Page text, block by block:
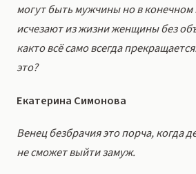
могут быть мужчины но в конечном
исчезают из жизни женщины без
както всё само всегда
это?
Екатерина Симонова
Венец безбрачия это порча, когда
не сможет выйти замуж.